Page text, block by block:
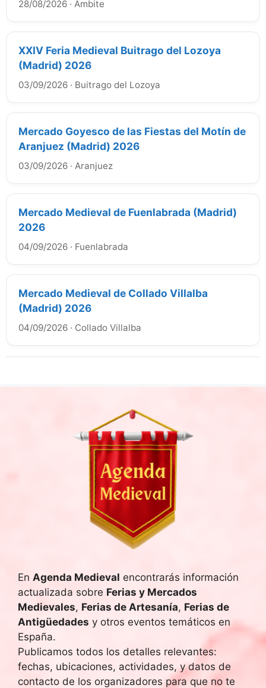
28/08/2026 · Ambite
XXIV Feria Medieval Buitrago del Lozoya
(Madrid) 2026
03/09/2026 · Buitrago del Lozoya
Mercado Goyesco de las Fiestas del Motín de
Aranjuez (Madrid) 2026
03/09/2026 · Aranjuez
Mercado Medieval de Fuenlabrada (Madrid)
2026
04/09/2026 · Fuenlabrada
Mercado Medieval de Collado Villalba
(Madrid) 2026
04/09/2026 · Collado Villalba
En Agenda Medieval encontrarás información
actualizada sobre Ferias y Mercados
Medievales, Ferias de Artesanía, Ferias de
Antigüedades y otros eventos temáticos en
España.
Publicamos todos los detalles relevantes:
fechas, ubicaciones, actividades, y datos de
contacto de los organizadores para que no te